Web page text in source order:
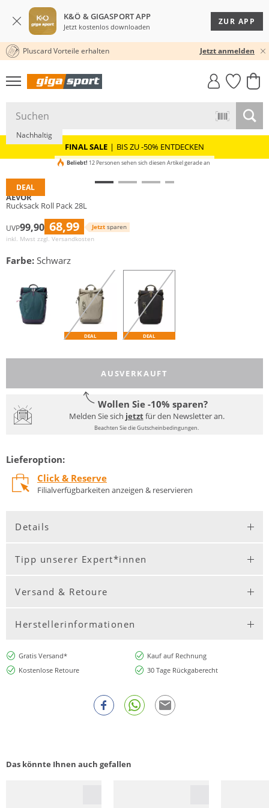
K&Ö & GIGASPORT APP
Jetzt kostenlos downloaden
ZUR APP
30 TAGE RÜCKGABERECHT
Pluscard Vorteile erhalten Jetzt anmelden
GIGASTYLE
FAHRRAD­
MUST-HAVE
FINAL SALE | BIS ZU -50% ENTDECKEN
DEAL
Nachhaltig
Beliebt! 12 Personen sehen sich diesen Artikel gerade an
AEVOR
Rucksack Roll Pack 28L
UVP99,90 68,99 Jetzt sparen
inkl. Mwst zzgl. Versandkosten
Farbe: Schwarz
DEAL DEAL
AUSVERKAUFT
Wollen Sie -10% sparen?
Melden Sie sich jetztfür den Newsletter an.
Beachten Sie die Gutscheinbedingungen.
Lieferoption:
Click & Reserve
Filialverfügbarkeiten anzeigen & reservieren
Details
Tipp unserer Expert*innen
Versand & Retoure
Herstellerinformationen
Gratis Versand*
Kauf auf Rechnung
Kostenlose Retoure
30 Tage Rückgaberecht
Das könnte Ihnen auch gefallen